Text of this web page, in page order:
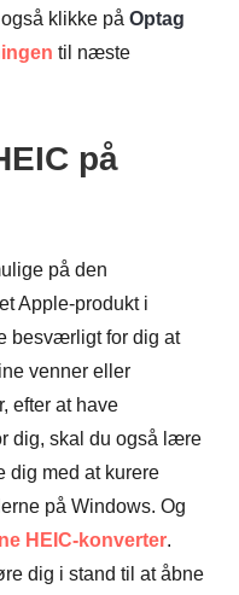
klikke på Optag
til næste
på
på den
Apple-produkt i
besværligt for dig at
venner eller
efter at have
dig, skal du også lære
dig med at kurere
på Windows. Og
HEIC-konverter.
dig i stand til at åbne